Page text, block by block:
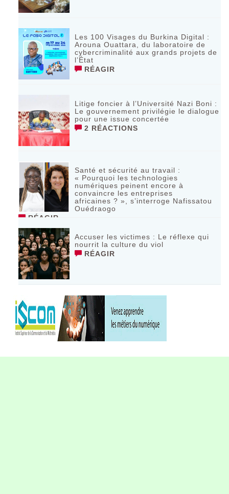
Les 100 Visages du Burkina Digital :
Arouna Ouattara, du laboratoire de
cybercriminalité aux grands projets de
l’État
RÉAGIR
Litige foncier à l’Université Nazi Boni :
Le gouvernement privilégie le dialogue
pour une issue concertée
2 RÉACTIONS
Santé et sécurité au travail :
« Pourquoi les technologies
numériques peinent encore à
convaincre les entreprises
africaines ? », s’interroge Nafissatou
Ouédraogo
RÉAGIR
Accuser les victimes : Le réflexe qui
nourrit la culture du viol
RÉAGIR